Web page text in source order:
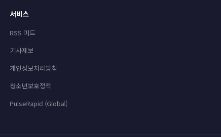
서비스
RSS 피드
기사제보
개인정보처리방침
청소년보호정책
PulseRapid (Global)